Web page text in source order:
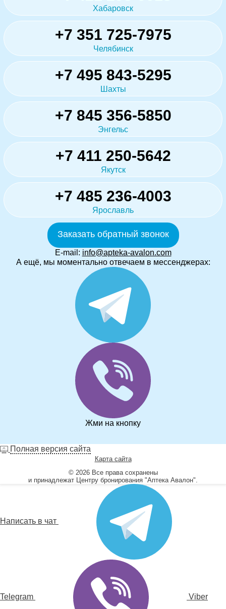
Хабаровск
+7 351 725-7975
Челябинск
+7 495 843-5295
Шахты
+7 845 356-5850
Энгельс
+7 411 250-5642
Якутск
+7 485 236-4003
Ярославль
Заказать обратный звонок
E-mail: info@apteka-avalon.com
А ещё, мы моментально отвечаем в мессенджерах:
Жми на кнопку
Полная версия сайта
Карта сайта
© 2026 Все права сохранены
и принадлежат Центру бронирования "Аптека Авалон".
Написать в чат
Telegram Viber